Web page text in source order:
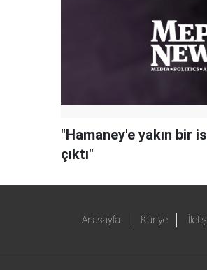
"Hamaney'e yakın bir
çıktı"
Anasayfa Künye